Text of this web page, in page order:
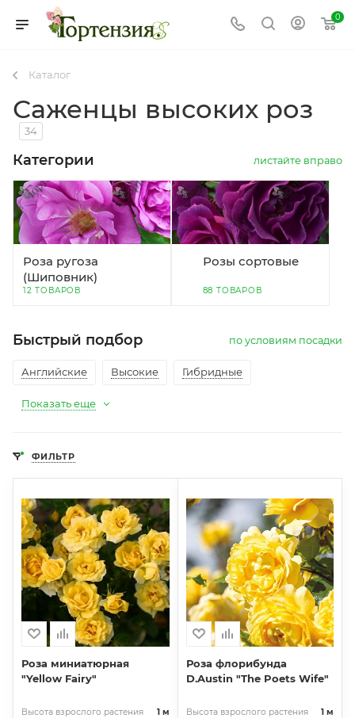
0
Каталог
Саженцы высоких роз
34
Категории листайте вправо
Роза ругоза
(Шиповник)
12 ТОВАРОВ
Розы сортовые
88 ТОВАРОВ
Быстрый подбор по условиям посадки
Английские Высокие Гибридные
Показать еще
ФИЛЬТР
Роза миниатюрная
"Yellow Fairy"
Высота взрослого растения 1 м
Роза флорибунда
D.Austin "The Poets Wife"
Высота взрослого растения 1 м